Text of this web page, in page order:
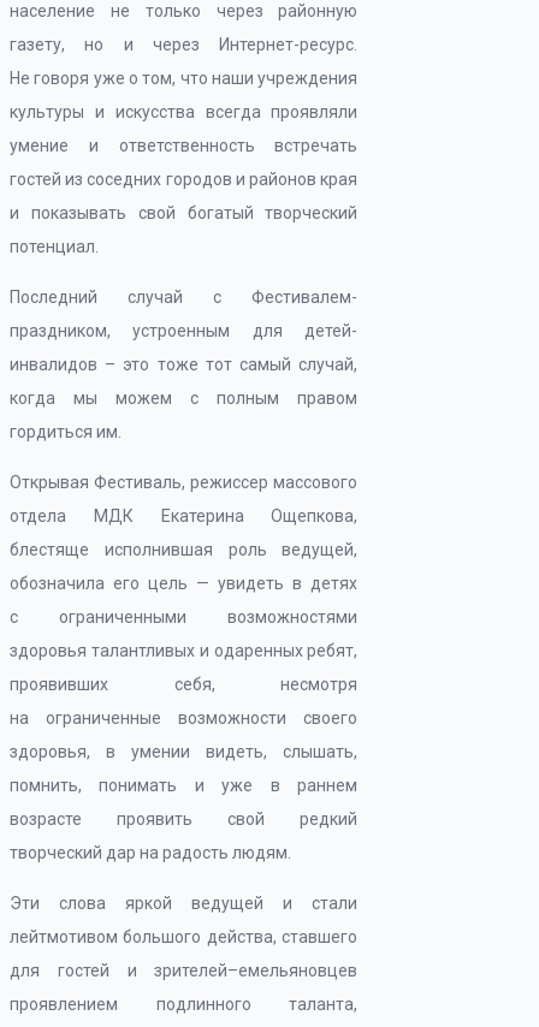
население не только через районную
газету, но и через Интернет-ресурс.
Не говоря уже о том, что наши учреждения
культуры и искусства всегда проявляли
умение и ответственность встречать
гостей из соседних городов и районов края
и показывать свой богатый творческий
потенциал.
Последний случай с Фестивалем-
праздником, устроенным для детей-
инвалидов – это тоже тот самый случай,
когда мы можем с полным правом
гордиться им.
Открывая Фестиваль, режиссер массового
отдела МДК Екатерина Ощепкова,
блестяще исполнившая роль ведущей,
обозначила его цель — увидеть в детях
с ограниченными возможностями
здоровья талантливых и одаренных ребят,
проявивших себя, несмотря
на ограниченные возможности своего
здоровья, в умении видеть, слышать,
помнить, понимать и уже в раннем
возрасте проявить свой редкий
творческий дар на радость людям.
Эти слова яркой ведущей и стали
лейтмотивом большого действа, ставшего
для гостей и зрителей–емельяновцев
проявлением подлинного таланта,